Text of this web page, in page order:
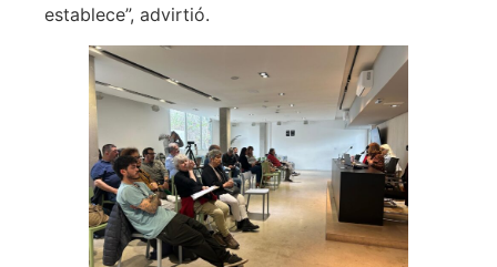
establece”, advirtió.